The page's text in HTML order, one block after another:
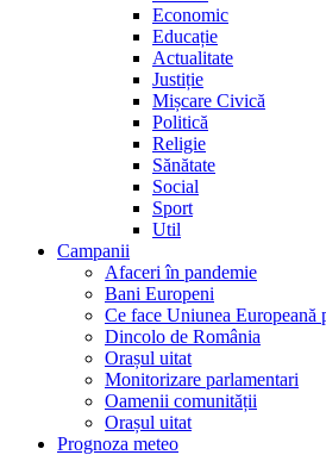
Economic
Educație
Actualitate
Justiție
Mișcare Civică
Politică
Religie
Sănătate
Social
Sport
Util
Campanii
Afaceri în pandemie
Bani Europeni
Ce face Uniunea Europeană
Dincolo de România
Orașul uitat
Monitorizare parlamentari
Oamenii comunității
Orașul uitat
Prognoza meteo